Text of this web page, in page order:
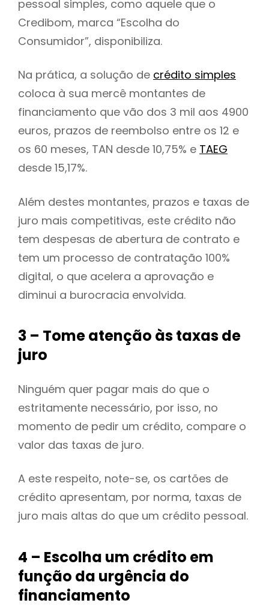
pessoal simples, como aquele que o
Credibom, marca “Escolha do
Consumidor”, disponibiliza.
Na prática, a solução de crédito simples
coloca à sua mercê montantes de
financiamento que vão dos 3 mil aos 4900
euros, prazos de reembolso entre os 12 e
os 60 meses, TAN desde 10,75% e TAEG
desde 15,17%.
Além destes montantes, prazos e taxas de
juro mais competitivas, este crédito não
tem despesas de abertura de contrato e
tem um processo de contratação 100%
digital, o que acelera a aprovação e
diminui a burocracia envolvida.
3 – Tome atenção às taxas de
juro
Ninguém quer pagar mais do que o
estritamente necessário, por isso, no
momento de pedir um crédito, compare o
valor das taxas de juro.
A este respeito, note-se, os cartões de
crédito apresentam, por norma, taxas de
juro mais altas do que um crédito pessoal.
4 – Escolha um crédito em
função da urgência do
financiamento